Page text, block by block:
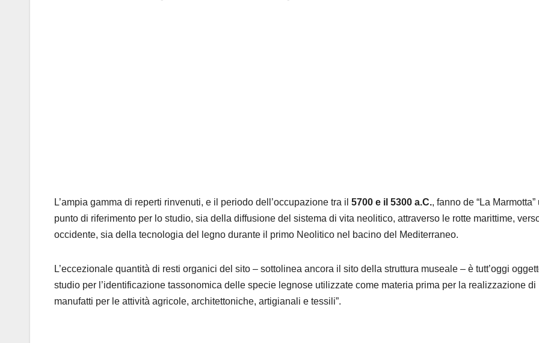
L’ampia gamma di reperti rinvenuti, e il periodo dell’occupazione tra il 5700 e il 5300 a.C., fanno de “La Marmotta”
punto di riferimento per lo studio, sia della diffusione del sistema di vita neolitico, attraverso le rotte marittime,
occidente, sia della tecnologia del legno durante il primo Neolitico nel bacino del Mediterraneo.
L’eccezionale quantità di resti organici del sito – sottolinea ancora il sito della struttura museale – è tutt’oggi
studio per l’identificazione tassonomica delle specie legnose utilizzate come materia prima per la realizzazione di
manufatti per le attività agricole, architettoniche, artigianali e tessili”.